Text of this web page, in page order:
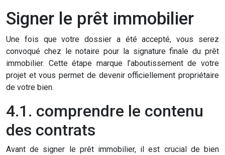
Signer le prêt immobilier
Une fois que votre dossier a été accepté, vous serez
convoqué chez le notaire pour la signature finale du prêt
immobilier. Cette étape marque l’aboutissement de votre
projet et vous permet de devenir officiellement propriétaire
de votre bien.
4.1. comprendre le contenu
des contrats
Avant de signer le prêt immobilier, il est crucial de bien